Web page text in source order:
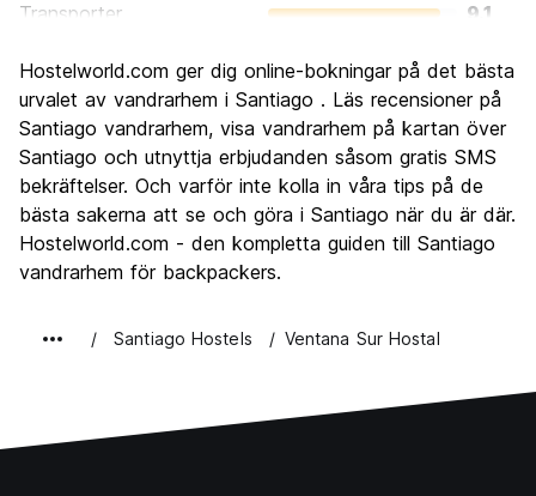
Transporter
9.1
Kultur
8.6
Festa
8.2
Värde för pengarna
7.5
Hostelworld.com ger dig online-bokningar på det bästa
urvalet av vandrarhem i Santiago . Läs recensioner på
Santiago vandrarhem, visa vandrarhem på kartan över
Santiago och utnyttja erbjudanden såsom gratis SMS
bekräftelser. Och varför inte kolla in våra tips på de
bästa sakerna att se och göra i Santiago när du är där.
Hostelworld.com - den kompletta guiden till Santiago
vandrarhem för backpackers.
Santiago Hostels Ventana Sur Hostal